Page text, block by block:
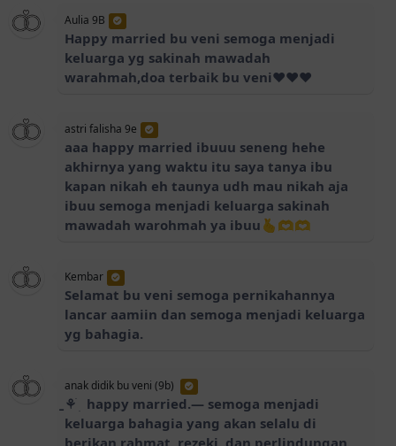
Aulia 9B
Happy married bu veni semoga menjadi
keluarga yg sakinah mawadah
warahmah,doa terbaik bu veni❤❤❤
astri falisha 9e
aaa happy married ibuuu seneng hehe
akhirnya yang waktu itu saya tanya ibu
kapan nikah eh taunya udh mau nikah aja
ibuu semoga menjadi keluarga sakinah
mawadah warohmah ya ibuu🫰🫶🫶
Kembar
Selamat bu veni semoga pernikahannya
lancar aamiin dan semoga menjadi keluarga
yg bahagia.
anak didik bu veni (9b)
⚘̱ ֹ ׅ happy married.— semoga menjadi
keluarga bahagia yang akan selalu di